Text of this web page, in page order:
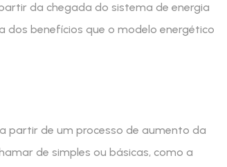
da chegada do sistema de energia
benefícios que o modelo energético
partir de um processo de aumento da
de simples ou básicas, como a